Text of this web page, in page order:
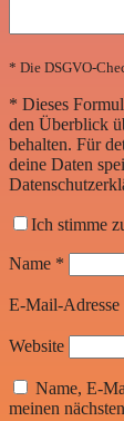
* Die DSGVO-
* Dieses
den Überblick
behalten. Für
deine Daten
Ich stimme
Name *
E-Mail-Adresse
Website
Name, E-
meinen